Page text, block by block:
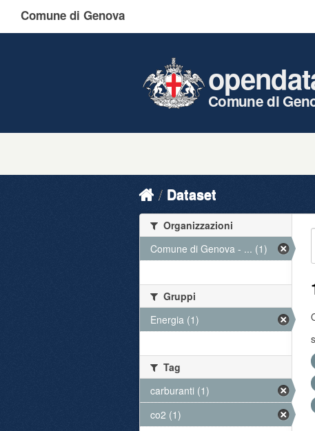
Comune di Genova
Comune di
Dataset
Organizzazioni
Comune di Genova - ... (1)
Gruppi
Energia (1)
Tag
carburanti (1)
co2 (1)